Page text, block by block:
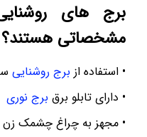
برج های
مشخصاتی هستند؟
• استفاده از برج روشنایی
• دارای تابلو برق برج نوری
• مجهز به چراغ چشمک زن